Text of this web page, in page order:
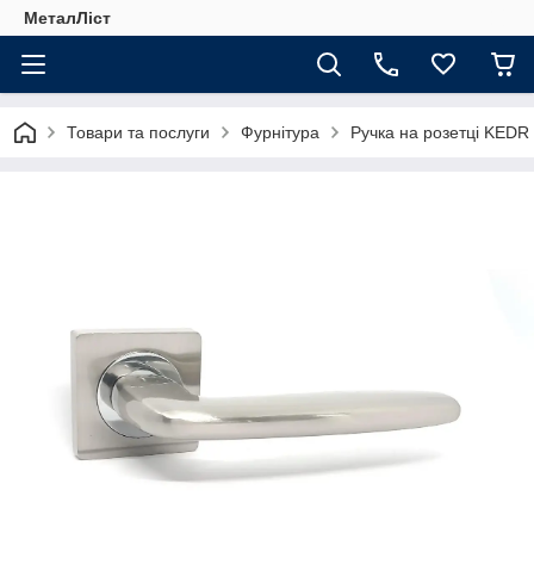
МеталЛіст
Товари та послуги Фурнітура Ручка на розетці